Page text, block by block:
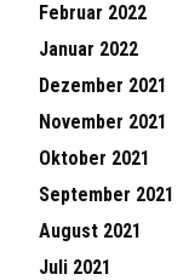
Februar 2022
Januar 2022
Dezember 2021
November 2021
Oktober 2021
September 2021
August 2021
Juli 2021